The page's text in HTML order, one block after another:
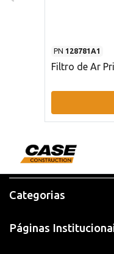
PN 128781A1
Filtro de Ar
Categorias
Páginas